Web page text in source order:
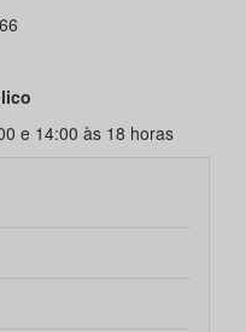
e 14:00 às 18 horas